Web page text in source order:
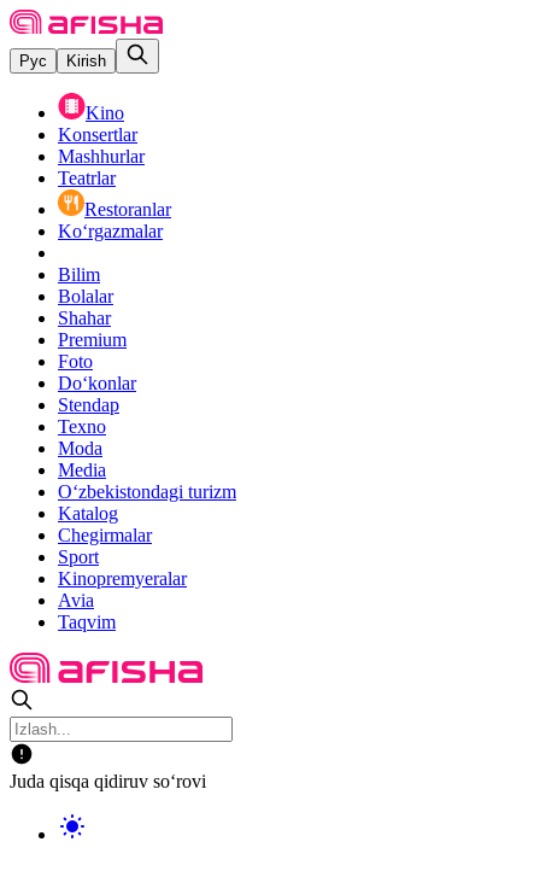
Рус Kirish
Kino
Konsertlar
Mashhurlar
Teatrlar
Restoranlar
Ko‘rgazmalar
Bilim
Bolalar
Shahar
Premium
Foto
Do‘konlar
Stendap
Texno
Moda
Media
O‘zbekistondagi turizm
Katalog
Chegirmalar
Sport
Kinopremyeralar
Avia
Taqvim
Juda qisqa qidiruv so‘rovi